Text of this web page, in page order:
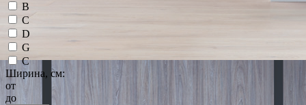
B
C
D
G
С
Ширина, см:
от
до